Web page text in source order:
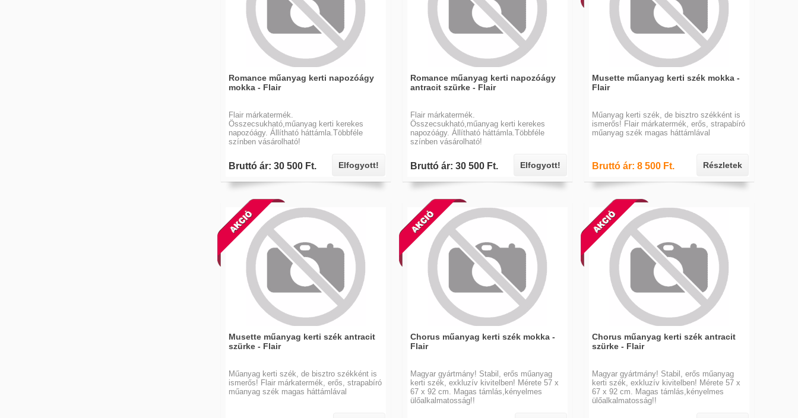
Romance műanyag kerti napozóágy
mokka - Flair
Flair márkatermék.
Összecsukható,műanyag kerti kerekes
napozóágy. Állítható háttámla.Többféle
színben vásárolható!
Bruttó ár: 30 500 Ft. Elfogyott!
Romance műanyag kerti napozóágy
antracit szürke - Flair
Flair márkatermék.
Összecsukható,műanyag kerti kerekes
napozóágy. Állítható háttámla.Többféle
színben vásárolható!
Bruttó ár: 30 500 Ft. Elfogyott!
Musette műanyag kerti szék mokka -
Flair
Műanyag kerti szék, de bisztro székként is
ismerős! Flair márkatermék, erős, strapabíró
műanyag szék magas háttámlával
Bruttó ár: 8 500 Ft. Részletek
Musette műanyag kerti szék antracit
szürke - Flair
Műanyag kerti szék, de bisztro székként is
ismerős! Flair márkatermék, erős, strapabíró
műanyag szék magas háttámlával
Chorus műanyag kerti szék mokka -
Flair
Magyar gyártmány! Stabil, erős műanyag
kerti szék, exkluzív kivitelben! Mérete 57 x
67 x 92 cm. Magas támlás,kényelmes
ülőalkalmatosság!!
Chorus műanyag kerti szék antracit
szürke - Flair
Magyar gyártmány! Stabil, erős műanyag
kerti szék, exkluzív kivitelben! Mérete 57 x
67 x 92 cm. Magas támlás,kényelmes
ülőalkalmatosság!!